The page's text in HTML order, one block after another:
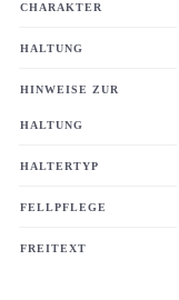
CHARAKTER
HALTUNG
HINWEISE ZUR
HALTUNG
HALTERTYP
FELLPFLEGE
FREITEXT